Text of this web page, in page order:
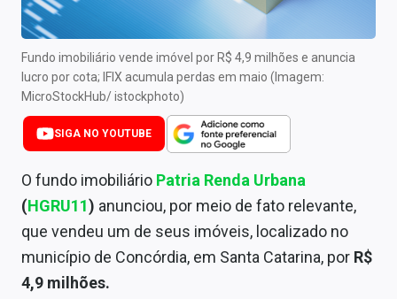
Central de Dividendos
Central de Fundos Imobiliários
Central dos IPOs
Renda Fixa
Finanças Pessoais
Mercados
Economia
Empresas
Fundo imobiliário vende imóvel por R$ 4,9 milhões e anuncia
lucro por cota; IFIX acumula perdas em maio (Imagem:
MicroStockHub/ istockphoto)
SIGA NO YOUTUBE
O fundo imobiliário Patria Renda Urbana
(HGRU11) anunciou, por meio de fato relevante,
que vendeu um de seus imóveis, localizado no
município de Concórdia, em Santa Catarina, por R$
4,9 milhões.